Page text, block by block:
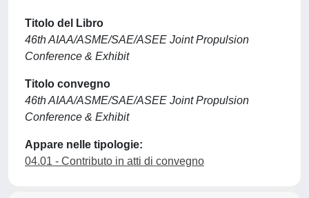
Titolo del Libro
46th AIAA/ASME/SAE/ASEE Joint Propulsion
Conference & Exhibit
Titolo convegno
46th AIAA/ASME/SAE/ASEE Joint Propulsion
Conference & Exhibit
Appare nelle tipologie:
04.01 - Contributo in atti di convegno